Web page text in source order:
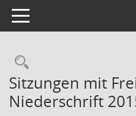
Toggle navigation
Sitzungen mit
Niederschrift